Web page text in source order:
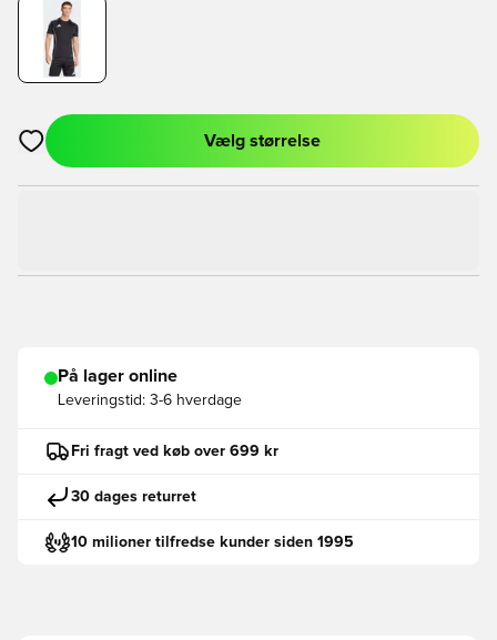
Åbner en Modal til at logge ind eller tilmelde dig som medlem
Vælg størrelse
På lager online
Leveringstid: 3-6 hverdage
Fri fragt ved køb over 699 kr
30 dages returret
10 milioner tilfredse kunder siden 1995